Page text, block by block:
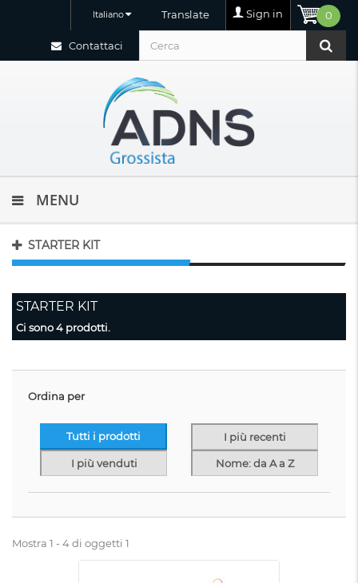
0
Sign in
Translate
Italiano
Contattaci
MENU
STARTER KIT
STARTER KIT
Ci sono 4 prodotti.
Ordina per
Tutti i prodotti I più recenti
I più venduti Nome: da A a Z
Mostra 1 - 4 di oggetti 1